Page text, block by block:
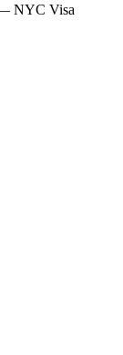
NYC Visa